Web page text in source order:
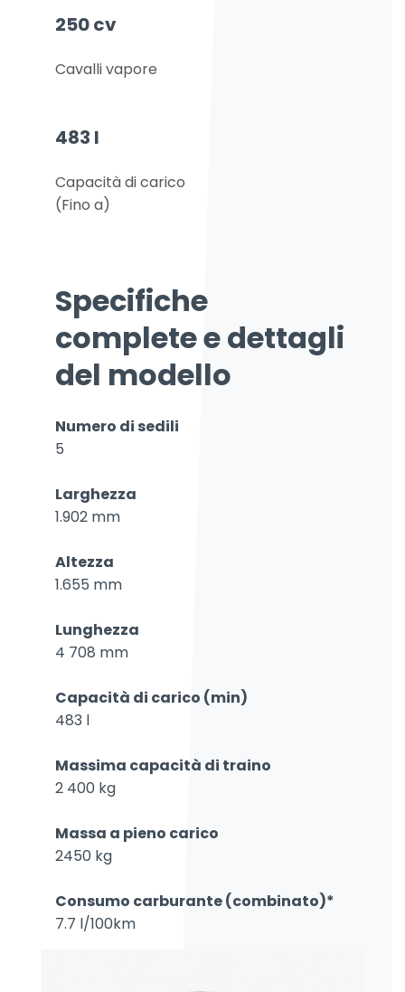
250 cv
Cavalli vapore
483 l
Capacità di carico
(Fino a)
Specifiche
complete e dettagli
del modello
Numero di sedili
5
Larghezza
1.902 mm
Altezza
1.655 mm
Lunghezza
4 708 mm
Capacità di carico (min)
483 l
Massima capacità di traino
2 400 kg
Massa a pieno carico
2450 kg
Consumo carburante (combinato)*
7.7 l/100km